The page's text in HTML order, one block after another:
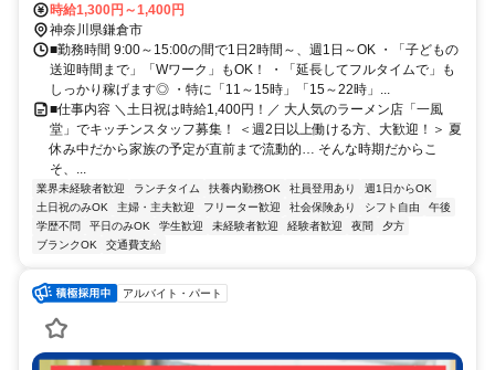
時給1,300円～1,400円
神奈川県鎌倉市
■勤務時間 9:00～15:00の間で1日2時間～、週1日～OK ・「子どもの
送迎時間まで」「Wワーク」もOK！ ・「延長してフルタイムで」も
しっかり稼げます◎ ・特に「11～15時」「15～22時」...
■仕事内容 ＼土日祝は時給1,400円！／ 大人気のラーメン店「一風
堂」でキッチンスタッフ募集！ ＜週2日以上働ける方、大歓迎！＞ 夏
休み中だから家族の予定が直前まで流動的… そんな時期だからこ
そ、...
業界未経験者歓迎 ランチタイム 扶養内勤務OK 社員登用あり
週1日からOK
土日祝のみOK
主婦・主夫歓迎 フリーター歓迎 社会保険あり シフト自由
午後
学歴不問
平日のみOK 学生歓迎 未経験者歓迎 経験者歓迎 夜間
夕方
ブランクOK
交通費支給
アルバイト・パート